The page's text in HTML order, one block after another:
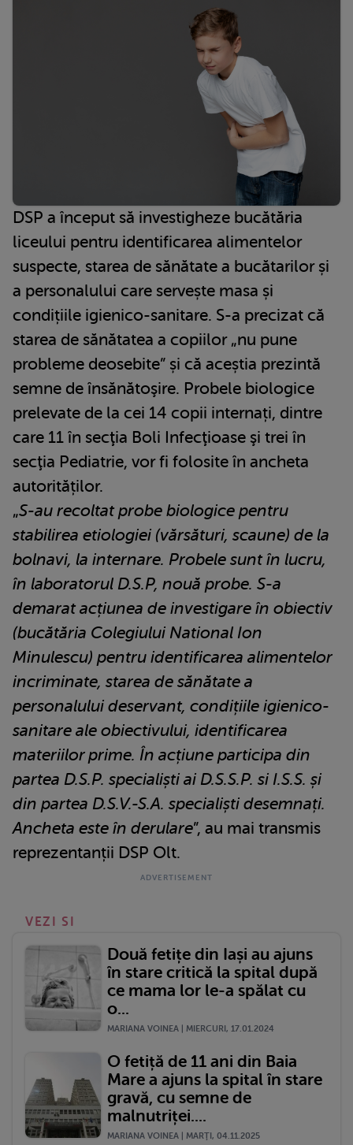
DSP a început să investigheze bucătăria
liceului pentru identificarea alimentelor
suspecte, starea de sănătate a bucătarilor și
a personalului care servește masa și
condițiile igienico-sanitare. S-a precizat că
starea de sănătatea a copiilor „nu pune
probleme deosebite” și că aceștia prezintă
semne de însănătoşire. Probele biologice
prelevate de la cei 14 copii internați, dintre
care 11 în secţia Boli Infecţioase şi trei în
secţia Pediatrie, vor fi folosite în ancheta
autorităților.
„S-au recoltat probe biologice pentru
stabilirea etiologiei (vărsături, scaune) de la
bolnavi, la internare. Probele sunt în lucru,
în laboratorul D.S.P, nouă probe. S-a
demarat acțiunea de investigare în obiectiv
(bucătăria Colegiului National Ion
Minulescu) pentru identificarea alimentelor
incriminate, starea de sănătate a
personalului deservant, condițiile igienico-
sanitare ale obiectivului, identificarea
materiilor prime. În acțiune participa din
partea D.S.P. specialiști ai D.S.S.P. si I.S.S. și
din partea D.S.V.-S.A. specialiști desemnați.
Ancheta este în derulare”, au mai transmis
reprezentanții DSP Olt.
VEZI SI
Două fetițe din Iași au ajuns
în stare critică la spital după
ce mama lor le-a spălat cu
o...
MARIANA VOINEA | MIERCURI, 17.01.2024
O fetiță de 11 ani din Baia
Mare a ajuns la spital în stare
gravă, cu semne de
malnutriței....
MARIANA VOINEA | MARŢI, 04.11.2025